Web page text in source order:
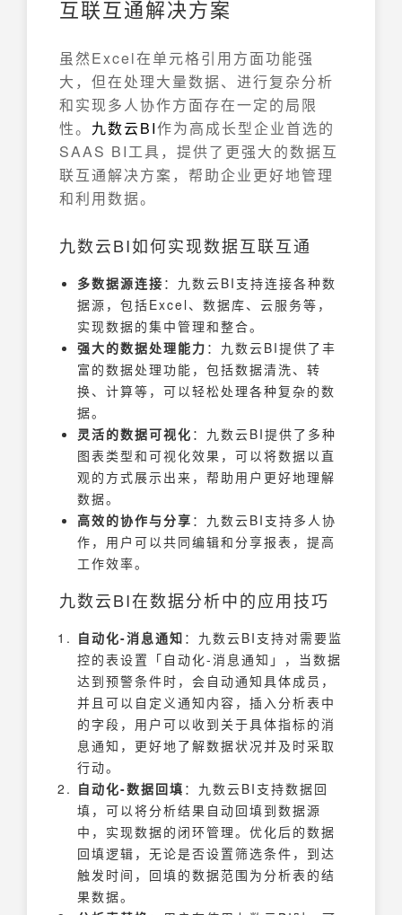
互联互通解决方案
虽然Excel在单元格引用方面功能强
大，但在处理大量数据、进行复杂分析
和实现多人协作方面存在一定的局限
性。 九数云BI作为高成长型企业首选的
SAAS BI工具，提供了更强大的数据互
联互通解决方案，帮助企业更好地管理
和利用数据。
九数云BI如何实现数据互联互通
多数据源连接 ：九数云BI支持连接各种数
据源，包括Excel、数据库、云服务等，
实现数据的集中管理和整合。
强大的数据处理能力 ：九数云BI提供了丰
富的数据处理功能，包括数据清洗、转
换、计算等，可以轻松处理各种复杂的数
据。
灵活的数据可视化 ：九数云BI提供了多种
图表类型和可视化效果，可以将数据以直
观的方式展示出来，帮助用户更好地理解
数据。
高效的协作与分享 ：九数云BI支持多人协
作，用户可以共同编辑和分享报表，提高
工作效率。
九数云BI在数据分析中的应用技巧
自动化-消息通知 ：九数云BI支持对需要监
控的表设置「自动化-消息通知」，当数据
达到预警条件时，会自动通知具体成员，
并且可以自定义通知内容，插入分析表中
的字段，用户可以收到关于具体指标的消
息通知，更好地了解数据状况并及时采取
行动。
自动化-数据回填 ：九数云BI支持数据回
填，可以将分析结果自动回填到数据源
中，实现数据的闭环管理。优化后的数据
回填逻辑，无论是否设置筛选条件，到达
触发时间，回填的数据范围为分析表的结
果数据。